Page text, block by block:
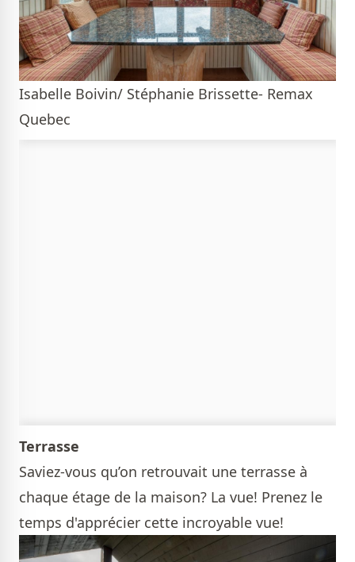
Isabelle Boivin/ Stéphanie Brissette- Remax
Quebec
Terrasse
Saviez-vous qu’on retrouvait une terrasse à
chaque étage de la maison? La vue! Prenez le
temps d'apprécier cette incroyable vue!